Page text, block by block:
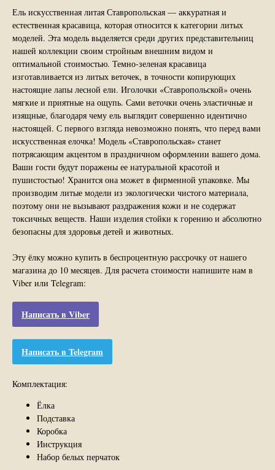
Ель искусственная литая Ставропольская — аккуратная и
естественная красавица, которая относится к категории литых
моделей. Эта модель выделяется среди других представительниц
нашей коллекции своим стройным внешним видом и
оптимальной стоимостью. Темно-зеленая красавица
изготавливается из литых веточек, в точности копирующих
настоящие лапы лесной ели. Иголочки «Ставропольской» очень
мягкие и приятные на ощупь. Сами веточки очень эластичные и
изящные, благодаря чему ель выглядит совершенно идентично
настоящей. С первого взгляда невозможно понять, что перед вами
искусственная елочка! Модель «Ставропольская» станет
потрясающим акцентом в праздничном оформлении вашего дома.
Ваши гости будут поражены ее натуральной красотой и
пушистостью! Хранится она может в фирменной упаковке. Мы
производим литые модели из экологически чистого материала,
поэтому они не вызывают раздражения кожи и не содержат
токсичных веществ. Наши изделия стойки к горению и абсолютно
безопасны для здоровья детей и животных.
Эту ёлку можно купить в беспроцентную рассрочку от нашего
магазина до 10 месяцев. Для расчета стоимости напишите нам в
Viber или Telegram:
Написать в Viber
Написать в Telegram
Комплектация:
Ёлка
Подставка
Коробка
Инструкция
Набор белых перчаток